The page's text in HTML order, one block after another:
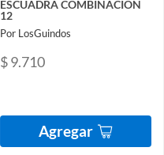
ESCUADRA COMBINACION
12
Por LosGuindos
$ 9.710
Agregar